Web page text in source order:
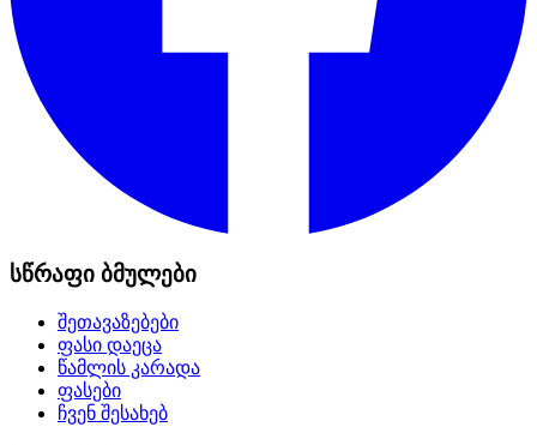
სწრაფი ბმულები
შეთავაზებები
ფასი დაეცა
წამლის კარადა
ფასები
ჩვენ შესახებ